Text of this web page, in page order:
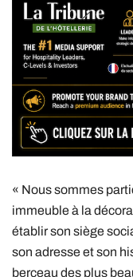
« Nous sommes
immeuble à la
établir son siège
son adresse et son
berceau des plus